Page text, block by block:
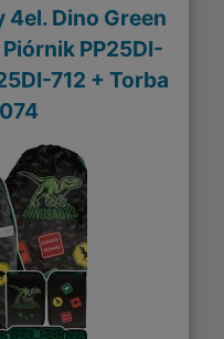
4el. Dino Green
PP25DI-
712 + Torba